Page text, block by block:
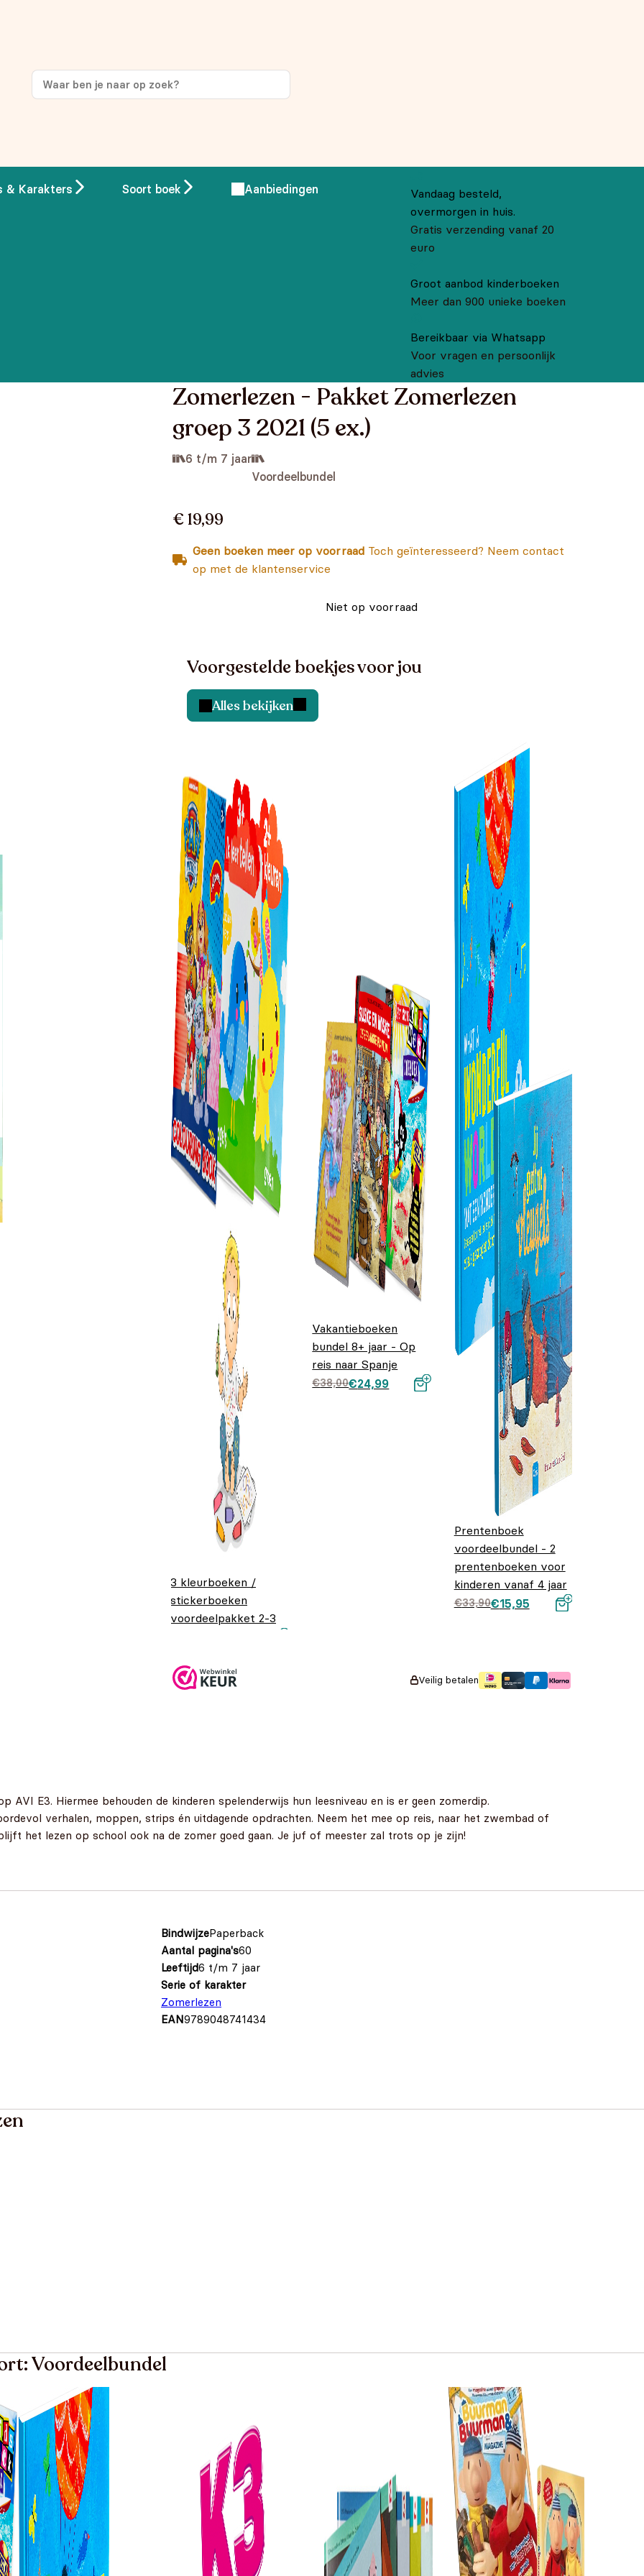
& Karakters Soort boek Aanbiedingen
Vandaag besteld,
overmorgen in huis.
Gratis verzending vanaf 20
euro
Groot aanbod kinderboeken
Meer dan 900 unieke boeken
Bereikbaar via Whatsapp
Voor vragen en persoonlijk
advies
Zomerlezen - Pakket Zomerlezen
groep 3 2021 (5 ex.)
6 t/m 7 jaar
Voordeelbundel
€ 19,99
Geen boeken meer op voorraad Toch geïnteresseerd? Neem contact
op met de klantenservice
Niet op voorraad
Voorgestelde boekjes voor jou
Alles bekijken
3 kleurboeken /
stickerboeken
voordeelpakket 2-3
€14,99.
Vakantieboeken
bundel 8+ jaar - Op
reis naar Spanje
€38,00
Oorspronkelijke
€24,99
Huidige prijs is:
Prentenboek
voordeelbundel - 2
prentenboeken voor
kinderen vanaf 4 jaar
€33,90
Oorspronkelijke
€15,95
Huidige prijs is:
Veilig betalen
AVI E3. Hiermee behouden de kinderen spelenderwijs hun leesniveau en is er geen zomerdip.
verhalen, moppen, strips én uitdagende opdrachten. Neem het mee op reis, naar het zwembad of
het lezen op school ook na de zomer goed gaan. Je juf of meester zal trots op je zijn!
BindwijzePaperback
Aantal pagina's60
Leeftijd6 t/m 7 jaar
Serie of karakter
Zomerlezen
EAN9789048741434
Voordeelbundel
op je eerste aankoop!